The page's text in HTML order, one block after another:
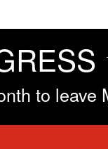
to leave